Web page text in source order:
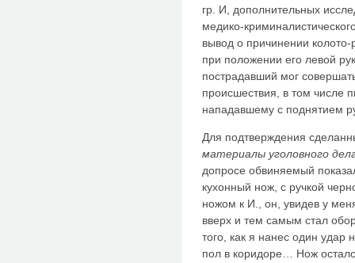
гр. И, дополнительных
медико-
вывод о причинении
при положении его левой
пострадавший мог
происшествия, в том числе
нападавшему с поднятием
Для подтверждения
материалы уголовного
допросе обвиняемый
кухонный нож, с ручкой
ножом к И., он, увидев у
вверх и тем самым стал
того, как я нанес один
пол в коридоре… Нож